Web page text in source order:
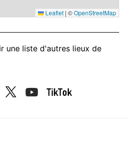
Leaflet | ©OpenStreetMap
une liste d'autres lieux de